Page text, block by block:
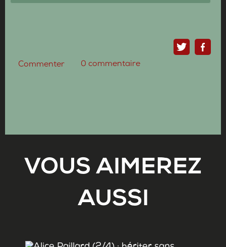
0 commentaire
Commenter
VOUS AIMEREZ
AUSSI